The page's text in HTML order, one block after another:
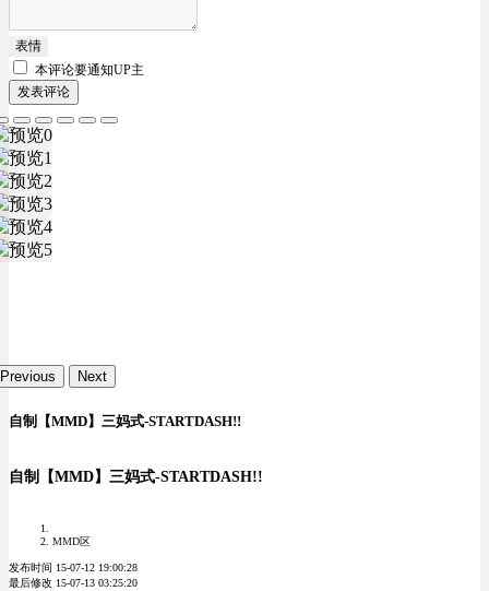
表情
本评论要通知UP主
发表评论
Previous Next
自制【MMD】三妈式-STARTDASH!!
自制【MMD】三妈式-STARTDASH!!
MMD区
发布时间 15-07-12 19:00:28
最后修改 15-07-13 03:25:20